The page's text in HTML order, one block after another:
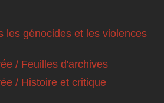
les génocides et les violences
/ Feuilles d'archives
/ Histoire et critique